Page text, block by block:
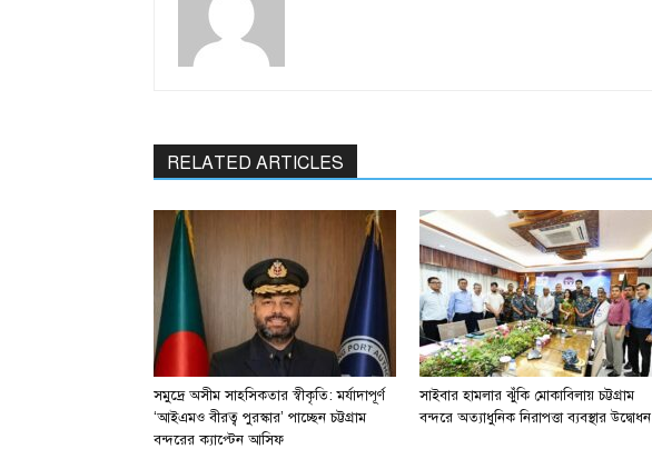
RELATED ARTICLES
সমুদ্রে অসীম সাহসিকতার স্বীকৃতি: মর্যাদাপূর্ণ
‘আইএমও বীরত্ব পুরস্কার’ পাচ্ছেন চট্টগ্রাম
বন্দরের ক্যাপ্টেন আসিফ
সাইবার হামলার ঝুঁকি মোকাবিলায় চট্টগ্রাম
বন্দরে অত্যাধুনিক নিরাপত্তা ব্যবস্থার উদ্বোধন